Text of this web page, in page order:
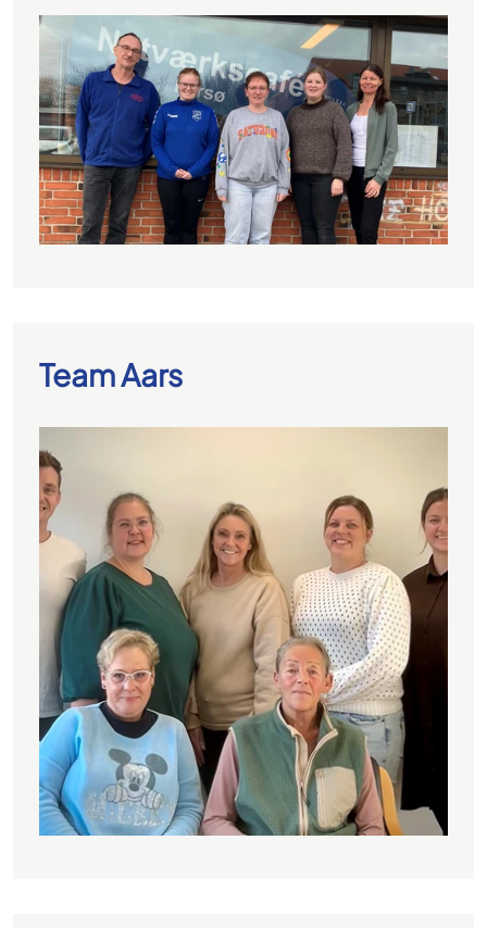
Team Aars